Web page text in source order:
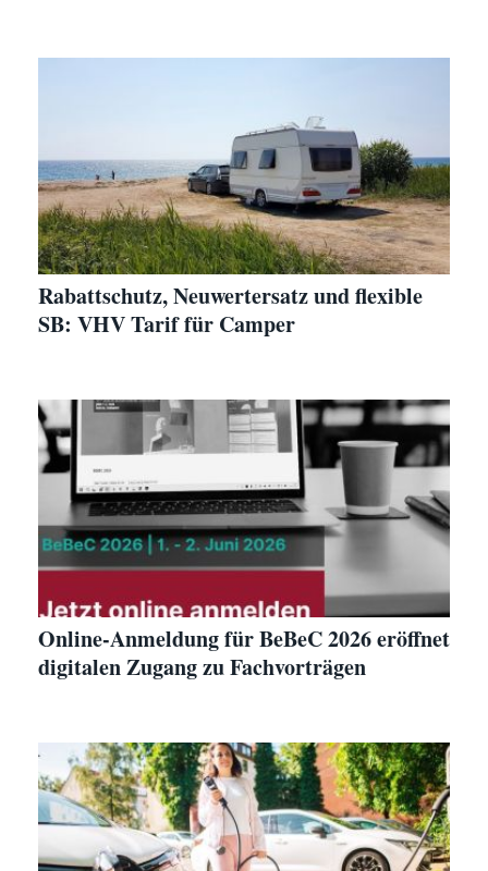
Rabattschutz, Neuwertersatz und flexible
SB: VHV Tarif für Camper
Online-Anmeldung für BeBeC 2026 eröffnet
digitalen Zugang zu Fachvorträgen